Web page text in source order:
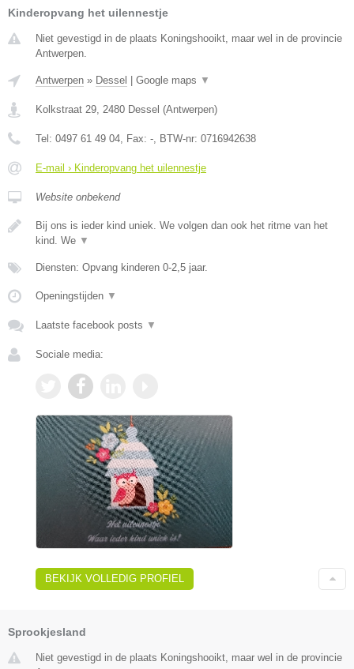
Kinderopvang het uilennestje
Niet gevestigd in de plaats Koningshooikt, maar wel in de provincie
Antwerpen.
Antwerpen » Dessel Google maps ▼
Kolkstraat 29 2480 Dessel (Antwerpen)
Tel: 0497 61 49 04 , Fax: - , BTW-nr: 0716942638
E-mail › Kinderopvang het uilennestje
Website onbekend
Bij ons is ieder kind uniek. We volgen dan ook het ritme van het
kind. We ▼
Diensten: Opvang kinderen 0-2,5 jaar.
Openingstijden ▼
Laatste facebook posts ▼
Sociale media:
BEKIJK VOLLEDIG PROFIEL
Sprookjesland
Niet gevestigd in de plaats Koningshooikt, maar wel in de provincie